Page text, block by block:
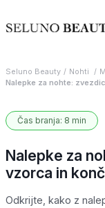
Seluno Beauty Nohti
Nalepke za nohte:
Čas branja: 8 min
Nalepke za
vzorca in
Odkrijte, kako z